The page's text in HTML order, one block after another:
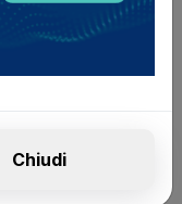
#Risonanza
Chiudi